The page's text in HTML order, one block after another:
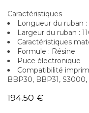
Caractéristiques
Longueur du ruban
Largeur du ruban :
Caractéristiques
Formule : Résine
Puce électronique
Compatibilité
BBP30, BBP31, S3000,
194.50 €